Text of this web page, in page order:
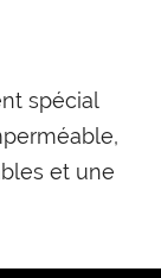
spécial
et une